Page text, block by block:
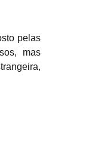
pelas
mas